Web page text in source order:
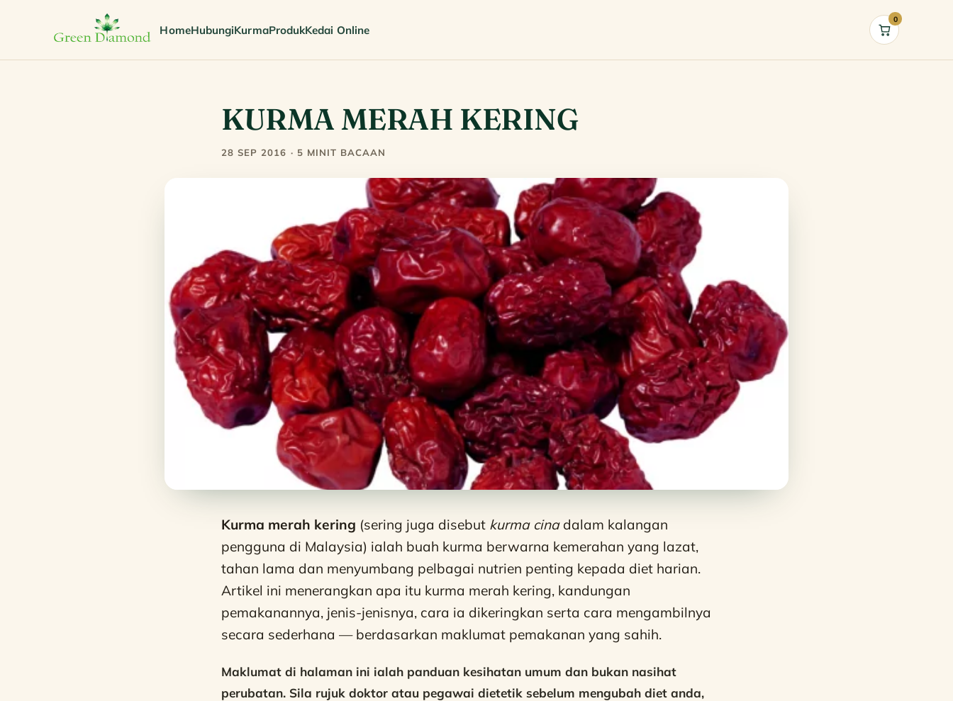
HomeHubungiKurmaProdukKedai Online
Cart
0
KURMA MERAH KERING
28 SEP 2016 · 5 MINIT BACAAN
Kurma merah kering (sering juga disebut kurma cinadalam kalangan
pengguna di Malaysia) ialah buah kurma berwarna kemerahan yang lazat,
tahan lama dan menyumbang pelbagai nutrien penting kepada diet harian.
Artikel ini menerangkan apa itu kurma merah kering, kandungan
pemakanannya, jenis-jenisnya, cara ia dikeringkan serta cara mengambilnya
secara sederhana — berdasarkan maklumat pemakanan yang sahih.
Maklumat di halaman ini ialah panduan kesihatan umum dan bukan nasihat
perubatan. Sila rujuk doktor atau pegawai dietetik sebelum mengubah diet anda,